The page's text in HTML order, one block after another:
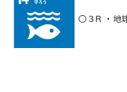
〇３R ・地